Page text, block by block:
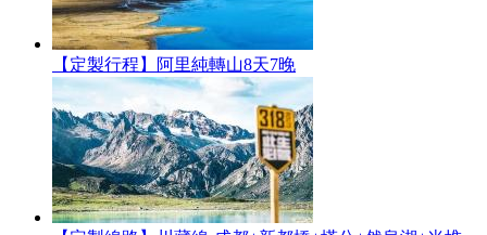
【定製行程】阿里純轉山8天7晚